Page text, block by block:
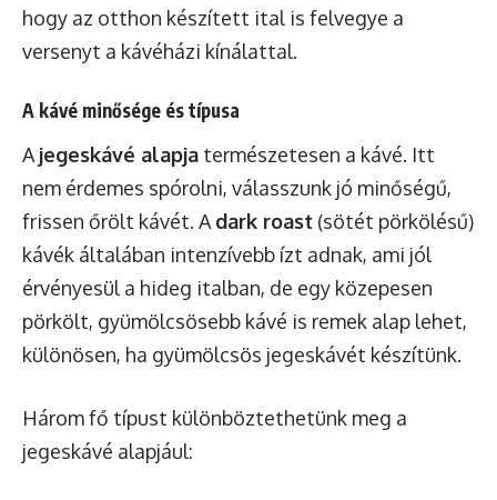
hogy az otthon készített ital is felvegye a
versenyt a kávéházi kínálattal.
A kávé minősége és típusa
A jegeskávé alapja természetesen a kávé. Itt
nem érdemes spórolni, válasszunk jó minőségű,
frissen őrölt kávét. A dark roast (sötét pörkölésű)
kávék általában intenzívebb ízt adnak, ami jól
érvényesül a hideg italban, de egy közepesen
pörkölt, gyümölcsösebb kávé is remek alap lehet,
különösen, ha gyümölcsös jegeskávét készítünk.
Három fő típust különböztethetünk meg a
jegeskávé alapjául: